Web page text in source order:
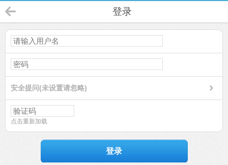
登录
安全提问(未设置请忽略)
点击重新加载
登录